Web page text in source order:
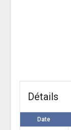
Détails
Date